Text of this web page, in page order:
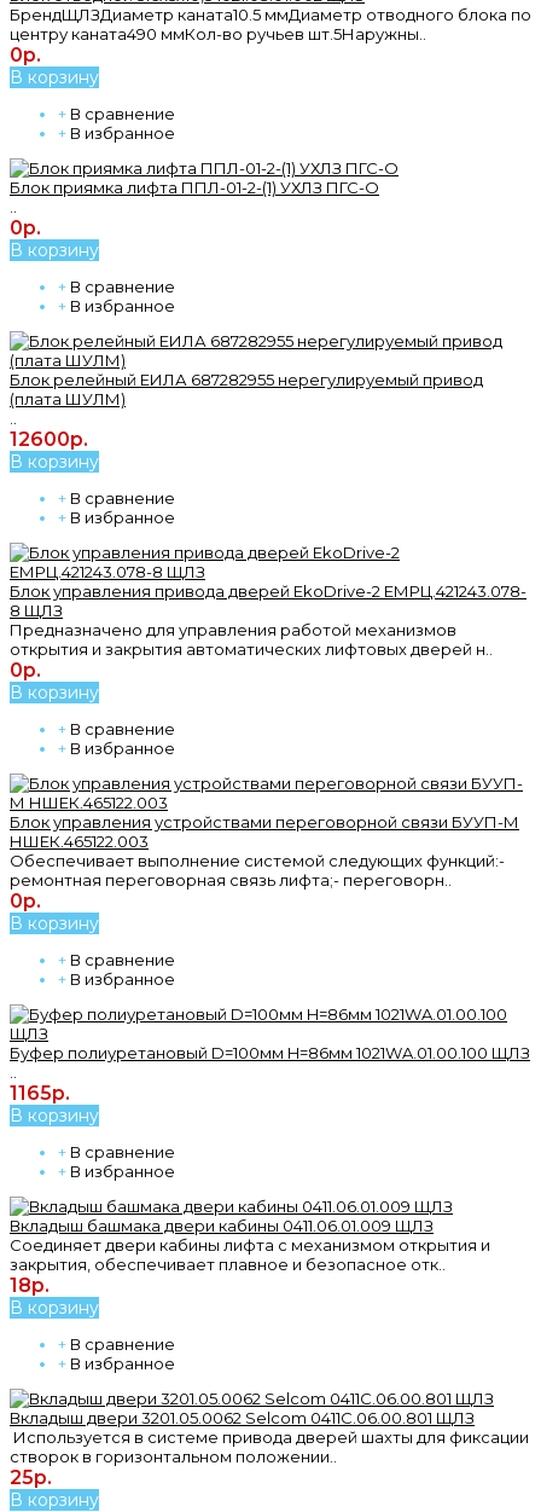
БрендЩЛЗДиаметр каната10.5 ммДиаметр отводного блока по
центру каната490 ммКол-во ручьев шт.5Наружны..
0р.
В корзину
+ В сравнение
+ В избранное
Блок приямка лифта ППЛ-01-2-(1) УХЛЗ ПГС-О
0р.
В корзину
+ В сравнение
+ В избранное
Блок релейный ЕИЛА 687282955 нерегулируемый привод
(плата ШУЛМ)
12600р.
В корзину
+ В сравнение
+ В избранное
Блок управления привода дверей EkoDrive-2 ЕМРЦ.421243.078-
8 ЩЛЗ
Предназначено для управления работой механизмов
открытия и закрытия автоматических лифтовых дверей н..
0р.
В корзину
+ В сравнение
+ В избранное
Блок управления устройствами переговорной связи БУУП-М
НШЕК.465122.003
Обеспечивает выполнение системой следующих функций:-
ремонтная переговорная связь лифта;- переговорн..
0р.
В корзину
+ В сравнение
+ В избранное
Буфер полиуретановый D=100мм H=86мм 1021WA.01.00.100 ЩЛЗ
1165р.
В корзину
+ В сравнение
+ В избранное
Вкладыш башмака двери кабины 0411.06.01.009 ЩЛЗ
Соединяет двери кабины лифта с механизмом открытия и
закрытия, обеспечивает плавное и безопасное отк..
18р.
В корзину
+ В сравнение
+ В избранное
Вкладыш двери 3201.05.0062 Selcom 0411С.06.00.801 ЩЛЗ
Используется в системе привода дверей шахты для фиксации
створок в горизонтальном положении..
25р.
В корзину